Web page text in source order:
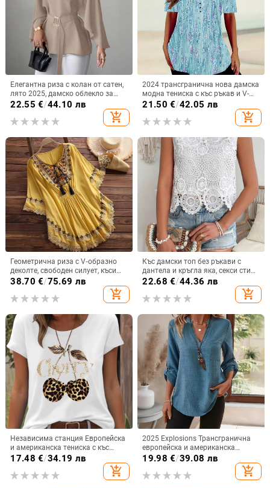
Елегантна риза с колан от сатен,
лято 2025, дамско облекло за
през граница, Aliexpress, Amazon,
ежедневен комфорт, независима
станция
22.55 €/44.10 лв
add_shopping_cart
2024 трансгранична нова дамска
модна тениска с къс ръкав и V-
образно деколте, градиент и
21.50 €/42.05 лв
add_shopping_cart
Геометрична риза с V‑образно
деколте, свободен силует, къси
ръкави с лист лотуса, дължина
38.70 €/75.69 лв
add_shopping_cart
Къс дамски топ без ръкави с
дантела и кръгла яка, секси стил,
кратък дизайн; съдържание на
22.68 €/44.36 лв
add_shopping_cart
Независима станция Европейска
и американска тениска с къс
ръкав, дамска черешова
леопардова щампа, черешова
кръгла яка, свободна тениска с
17.48 €/34.19 лв
add_shopping_cart
2025 Explosions Трансгранична
европейска и американска
дамска модна ежедневна риза с
деветточков ръкав и назъбено V-
образно деколте за жени
19.98 €/39.08 лв
add_shopping_cart